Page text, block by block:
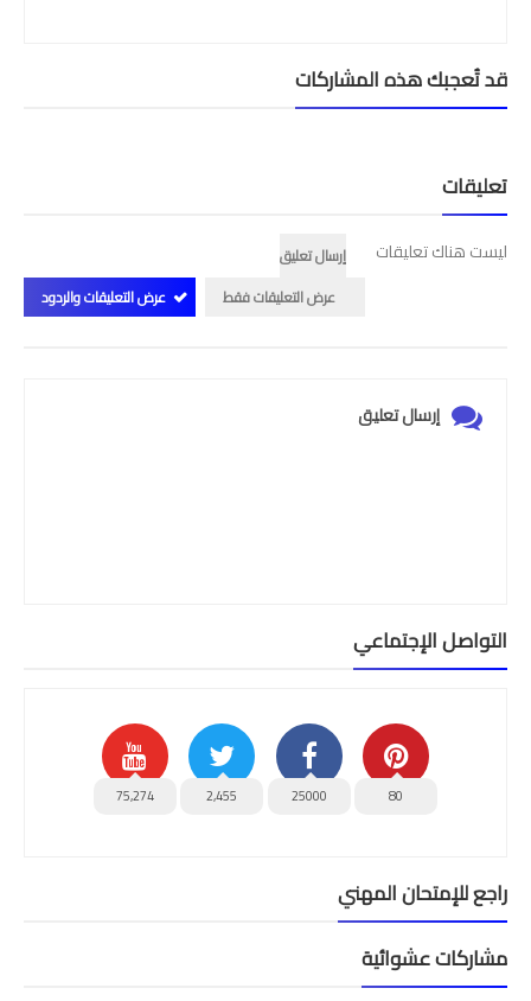
أطر الأكاديميات
قد تُعجبك هذه المشاركات
تعليقات
ليست هناك تعليقات
إرسال تعليق
عرض التعليقات فقط
عرض التعليقات والردود
إرسال تعليق
التواصل الإجتماعي
80
25000
2,455
75,274
راجع للإمتحان المهني
مشاركات عشوائية